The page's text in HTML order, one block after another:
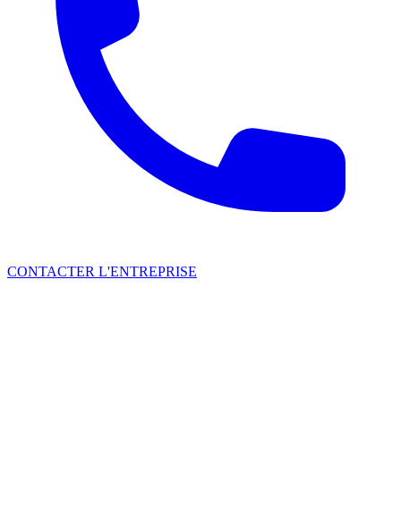
CONTACTER L'ENTREPRISE